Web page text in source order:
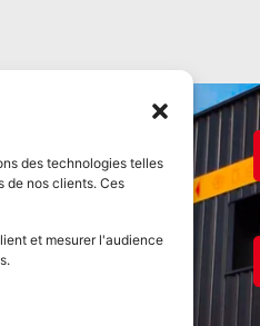
des technologies telles
de nos clients. Ces
et mesurer l'audience
Accueil